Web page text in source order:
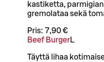
kastiketta,
gremolataa sekä
Pris: 7,90 €
Beef BurgerL
Täyttä lihaa